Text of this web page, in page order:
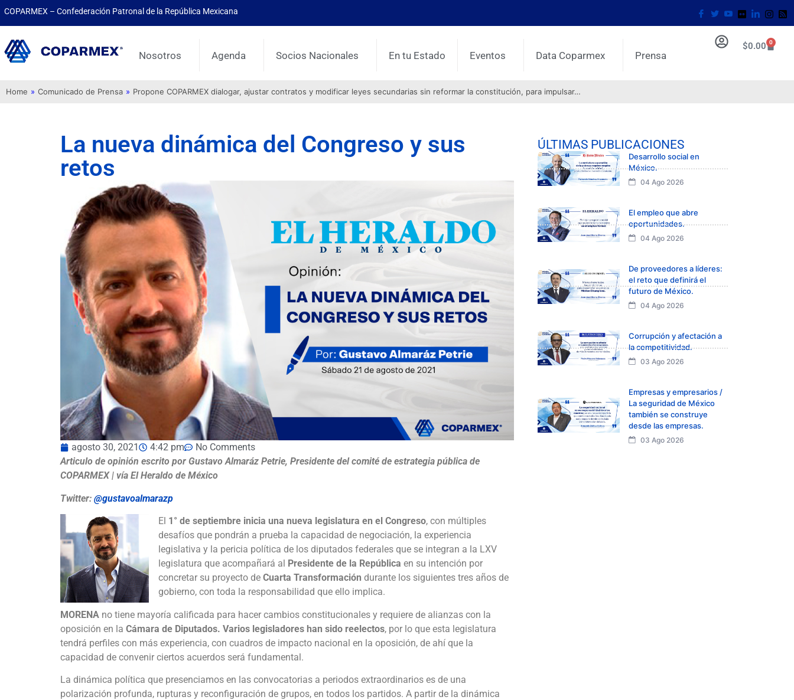
COPARMEX – Confederación Patronal de la República Mexicana
Nosotros Agenda Socios Nacionales En tu Estado Eventos Data Coparmex Prensa
$0.00 0
Home » Comunicado de Prensa » Propone COPARMEX dialogar, ajustar contratos y modificar leyes secundarias sin reformar la constitución, para impulsar…
La nueva dinámica del Congreso y sus
retos
agosto 30, 2021 4:42 pm
No Comments
Articulo de opinión escrito por Gustavo Almaráz Petrie, Presidente del comité de estrategia pública de
COPARMEX | vía El Heraldo de México
Twitter: @gustavoalmarazp
El 1° de septiembre inicia una nueva legislatura en el Congreso, con múltiples
desafíos que pondrán a prueba la capacidad de negociación, la experiencia
legislativa y la pericia política de los diputados federales que se integran a la LXV
legislatura que acompañará al
Presidente de la República en su intención por
concretar su proyecto de Cuarta Transformación durante los siguientes tres años de
gobierno, con toda la responsabilidad que ello implica.
MORENA no tiene mayoría calificada para hacer cambios constitucionales y requiere de alianzas con la
oposición en la Cámara de Diputados. Varios legisladores han sido reelectos, por lo que esta legislatura
tendrá perfiles con más experiencia, con cuadros de impacto nacional en la oposición, de ahí que la
capacidad de convenir ciertos acuerdos será fundamental.
La dinámica política que presenciamos en las convocatorias a periodos extraordinarios es de una
polarización profunda, rupturas y reconfiguración de grupos, en todos los partidos. A partir de la dinámica
ÚLTIMAS PUBLICACIONES
Desarrollo social en
México.
04 Ago 2026
El empleo que abre
oportunidades.
04 Ago 2026
De proveedores a líderes:
el reto que definirá el
futuro de México.
04 Ago 2026
Corrupción y afectación a
la competitividad.
03 Ago 2026
Empresas y empresarios /
La seguridad de México
también se construye
desde las empresas.
03 Ago 2026